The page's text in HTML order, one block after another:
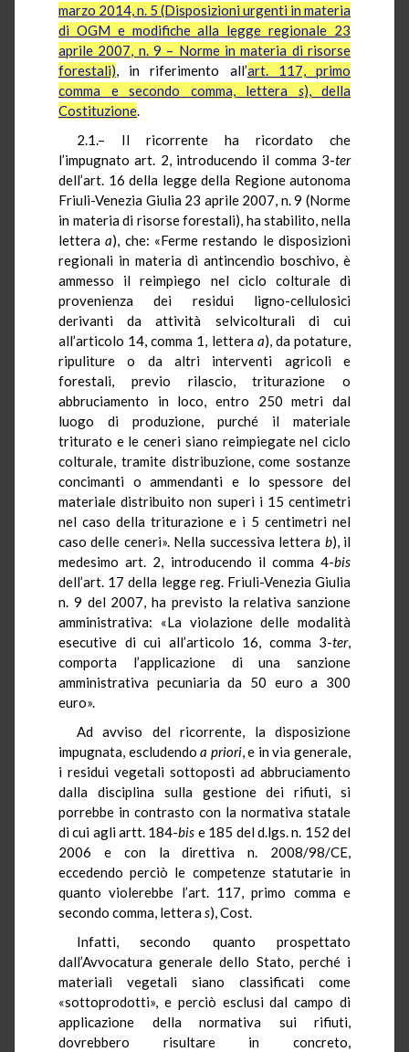
marzo 2014, n. 5 (Disposizioni urgenti in materia
di OGM e modifiche alla legge regionale 23
aprile 2007, n. 9 – Norme in materia di risorse
forestali), in riferimento all’art. 117, primo
comma e secondo comma, lettera s), della
Costituzione.
2.1.– Il ricorrente ha ricordato che
l’impugnato art. 2, introducendo il comma 3-ter
dell’art. 16 della legge della Regione autonoma
Friuli-Venezia Giulia 23 aprile 2007, n. 9 (Norme
in materia di risorse forestali), ha stabilito, nella
letteraa), che: «Ferme restando le disposizioni
regionali in materia di antincendio boschivo, è
ammesso il reimpiego nel ciclo colturale di
provenienza dei residui ligno-cellulosici
derivanti da attività selvicolturali di cui
all’articolo 14, comma 1, lettera a), da potature,
ripuliture o da altri interventi agricoli e
forestali, previo rilascio, triturazione o
abbruciamento in loco, entro 250 metri dal
luogo di produzione, purché il materiale
triturato e le ceneri siano reimpiegate nel ciclo
colturale, tramite distribuzione, come sostanze
concimanti o ammendanti e lo spessore del
materiale distribuito non superi i 15 centimetri
nel caso della triturazione e i 5 centimetri nel
caso delle ceneri». Nella successiva lettera b), il
medesimo art. 2, introducendo il comma 4-bis
dell’art. 17 della legge reg. Friuli-Venezia Giulia
n. 9 del 2007, ha previsto la relativa sanzione
amministrativa: «La violazione delle modalità
esecutive di cui all’articolo 16, comma 3-ter,
comporta l’applicazione di una sanzione
amministrativa pecuniaria da 50 euro a 300
euro».
Ad avviso del ricorrente, la disposizione
impugnata, escludendoa priori, e in via generale,
i residui vegetali sottoposti ad abbruciamento
dalla disciplina sulla gestione dei rifiuti, si
porrebbe in contrasto con la normativa statale
di cui agli artt. 184-bis e 185 del d.lgs. n. 152 del
2006 e con la direttiva n. 2008/98/CE,
eccedendo perciò le competenze statutarie in
quanto violerebbe l’art. 117, primo comma e
secondo comma, letteras), Cost.
Infatti, secondo quanto prospettato
dall’Avvocatura generale dello Stato, perché i
materiali vegetali siano classificati come
«sottoprodotti», e perciò esclusi dal campo di
applicazione della normativa sui rifiuti,
dovrebbero risultare in concreto,